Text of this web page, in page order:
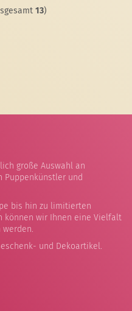
13)
große Auswahl an
Puppenkünstler und
bis hin zu limitierten
können wir Ihnen eine Vielfalt
und Dekoartikel.